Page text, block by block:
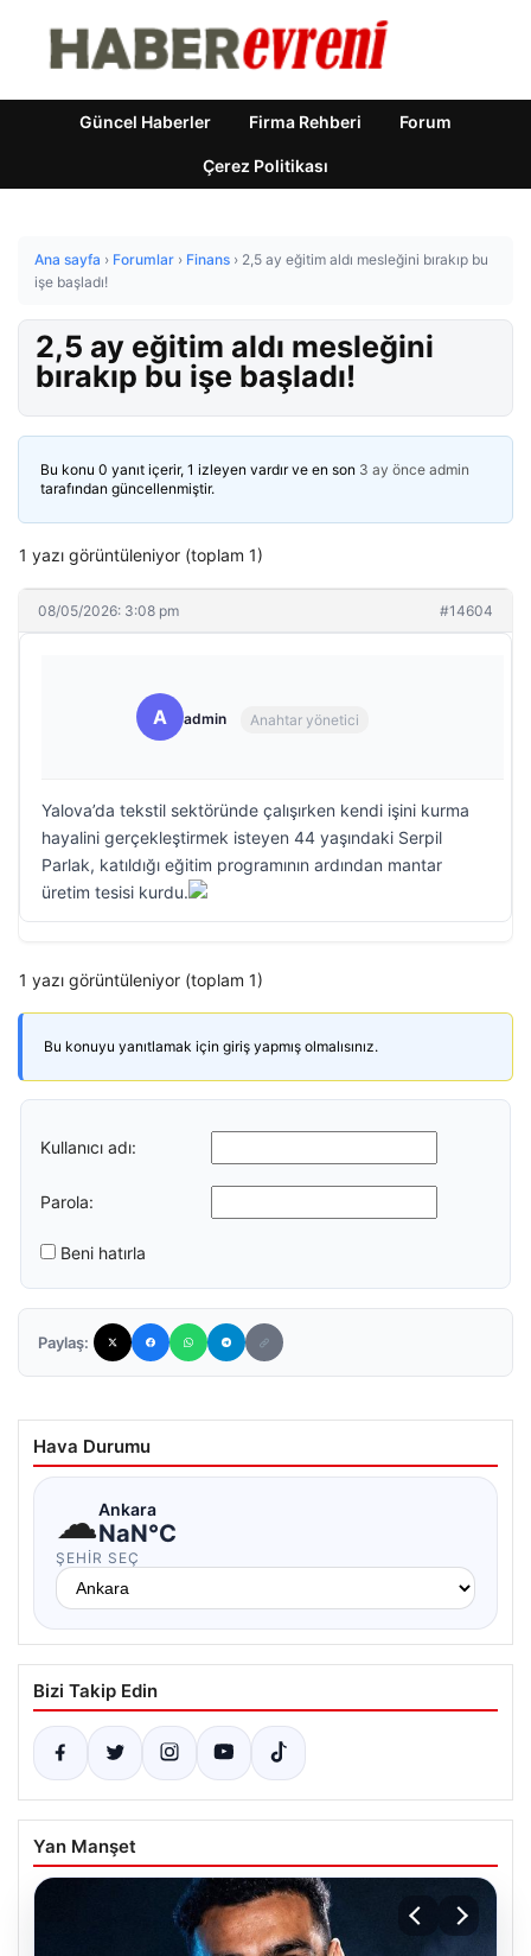
Güncel Haberler Firma Rehberi Forum
Çerez Politikası
Ana sayfa › Forumlar › Finans › 2,5 ay eğitim aldı mesleğini bırakıp bu
işe başladı!
2,5 ay eğitim aldı mesleğini
bırakıp bu işe başladı!
Bu konu 0 yanıt içerir, 1 izleyen vardır ve en son 3 ay önce admin
tarafından güncellenmiştir.
1 yazı görüntüleniyor (toplam 1)
08/05/2026: 3:08 pm #14604
A admin Anahtar yönetici
Yalova’da tekstil sektöründe çalışırken kendi işini kurma
hayalini gerçekleştirmek isteyen 44 yaşındaki Serpil
Parlak, katıldığı eğitim programının ardından mantar
üretim tesisi kurdu.
1 yazı görüntüleniyor (toplam 1)
Bu konuyu yanıtlamak için giriş yapmış olmalısınız.
Kullanıcı adı:
Parola:
Beni hatırla
Paylaş:
Hava Durumu
☁Ankara
NaN°C
ŞEHIR SEÇ
Bizi Takip Edin
Yan Manşet